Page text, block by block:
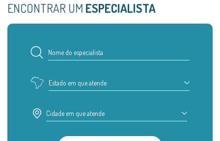
ENCONTRAR UM ESPECIALISTA
Estado em que atende
Cidade em que atende